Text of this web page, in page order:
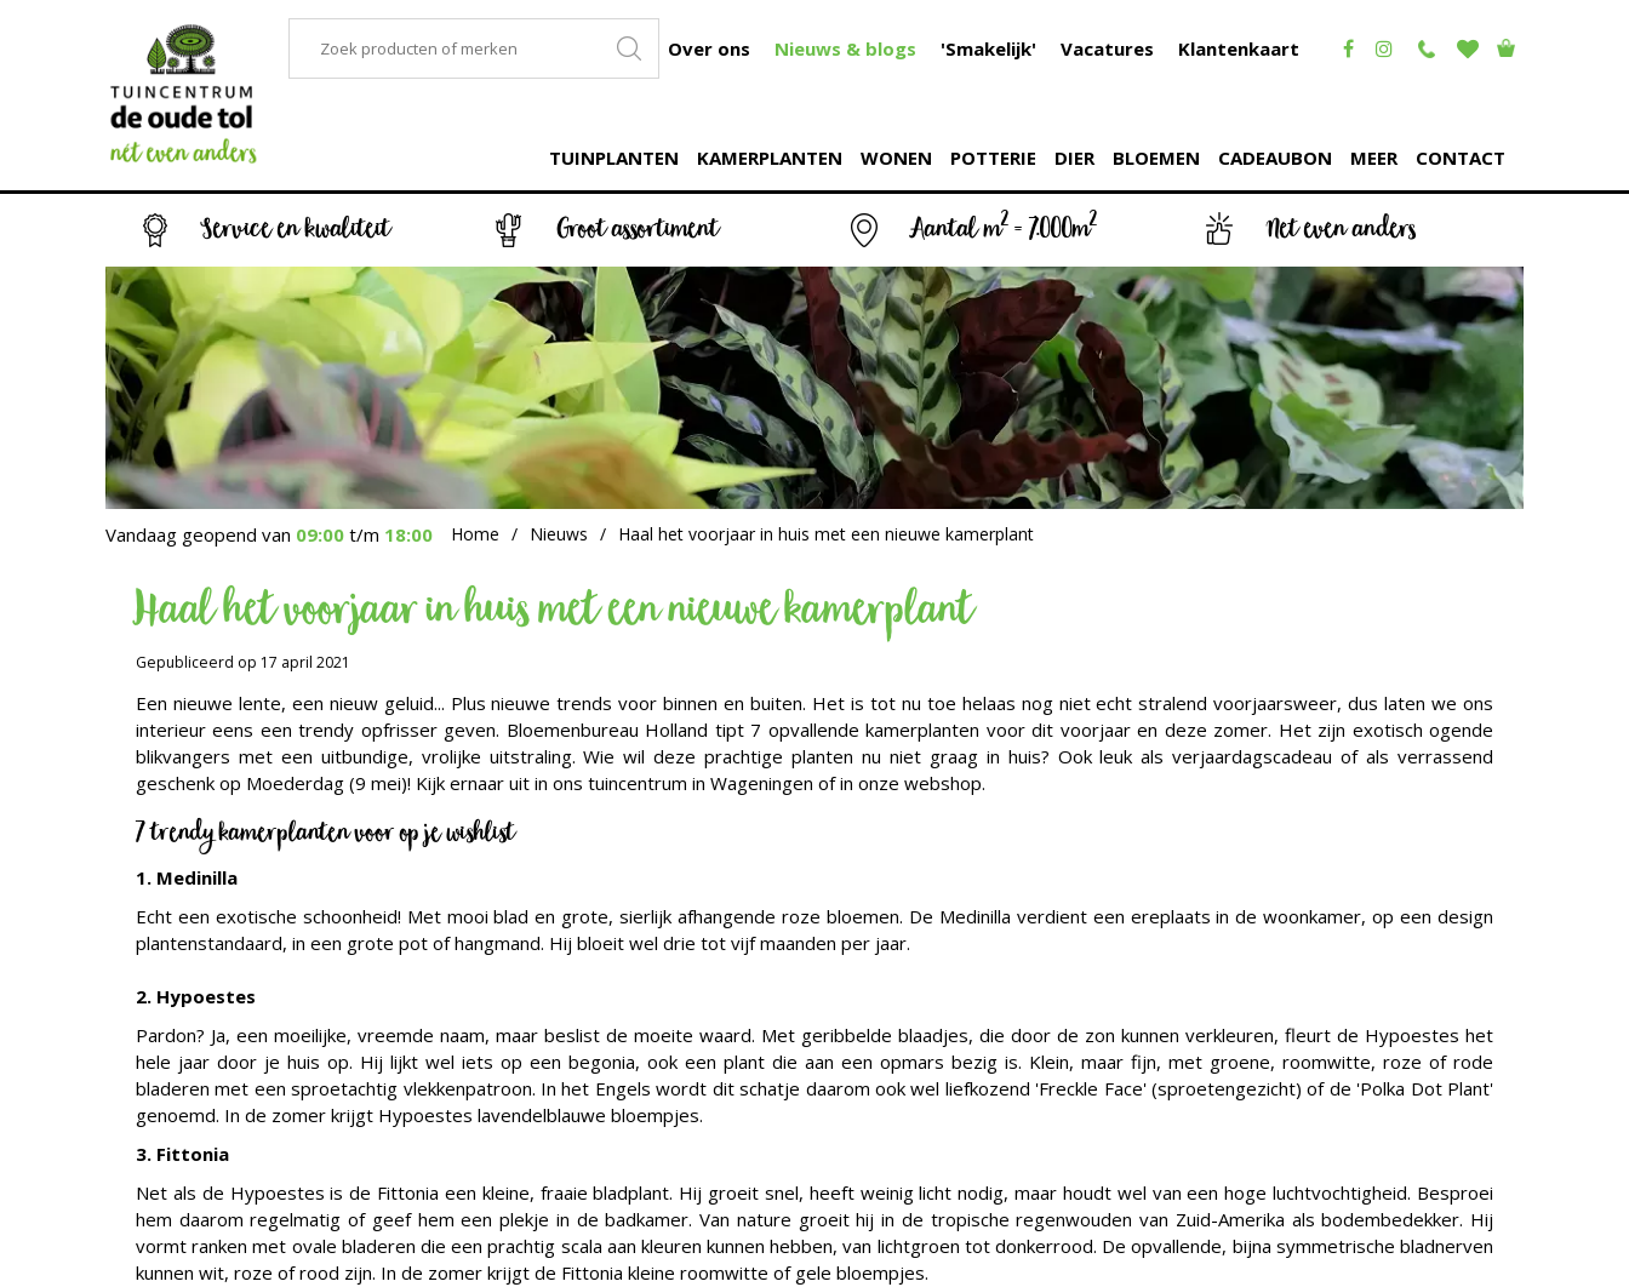
Service en kwaliteit Groot assortiment Aantal m2= 7.000m2 Net even anders
Vandaag geopend van 09:00 t/m 18:00 Home Nieuws Haal het voorjaar in huis met een nieuwe kamerplant
Over ons Nieuws & blogs 'Smakelijk' Vacatures Klantenkaart
TUINPLANTEN KAMERPLANTEN WONEN POTTERIE DIER BLOEMEN CADEAUBON MEER CONTACT
Haal het voorjaar in huis met een nieuwe kamerplant
Gepubliceerd op 17 april 2021
Een nieuwe lente, een nieuw geluid... Plus nieuwe trends voor binnen en buiten. Het is tot nu toe helaas nog niet echt stralend voorjaarsweer, dus laten we ons
interieur eens een trendy opfrisser geven. Bloemenbureau Holland tipt 7 opvallende kamerplanten voor dit voorjaar en deze zomer. Het zijn exotisch ogende
blikvangers met een uitbundige, vrolijke uitstraling. Wie wil deze prachtige planten nu niet graag in huis? Ook leuk als verjaardagscadeau of als verrassend
geschenk op Moederdag (9 mei)! Kijk ernaar uit in ons tuincentrum in Wageningen of in onze webshop.
7 trendy kamerplanten voor op je wishlist
1. Medinilla
Echt een exotische schoonheid! Met mooi blad en grote, sierlijk afhangende roze bloemen. De Medinilla verdient een ereplaats in de woonkamer, op een design
plantenstandaard, in een grote pot of hangmand. Hij bloeit wel drie tot vijf maanden per jaar.
2. Hypoestes
Pardon? Ja, een moeilijke, vreemde naam, maar beslist de moeite waard. Met geribbelde blaadjes, die door de zon kunnen verkleuren, fleurt de Hypoestes het
hele jaar door je huis op. Hij lijkt wel iets op een begonia, ook een plant die aan een opmars bezig is. Klein, maar fijn, met groene, roomwitte, roze of rode
bladeren met een sproetachtig vlekkenpatroon. In het Engels wordt dit schatje daarom ook wel liefkozend 'Freckle Face' (sproetengezicht) of de 'Polka Dot Plant'
genoemd. In de zomer krijgt Hypoestes lavendelblauwe bloempjes.
3. Fittonia
Net als de Hypoestes is de Fittonia een kleine, fraaie bladplant. Hij groeit snel, heeft weinig licht nodig, maar houdt wel van een hoge luchtvochtigheid. Besproei
hem daarom regelmatig of geef hem een plekje in de badkamer. Van nature groeit hij in de tropische regenwouden van Zuid-Amerika als bodembedekker. Hij
vormt ranken met ovale bladeren die een prachtig scala aan kleuren kunnen hebben, van lichtgroen tot donkerrood. De opvallende, bijna symmetrische bladnerven
kunnen wit, roze of rood zijn. In de zomer krijgt de Fittonia kleine roomwitte of gele bloempjes.